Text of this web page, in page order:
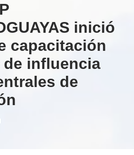
inició
capacitación
de influencia
de